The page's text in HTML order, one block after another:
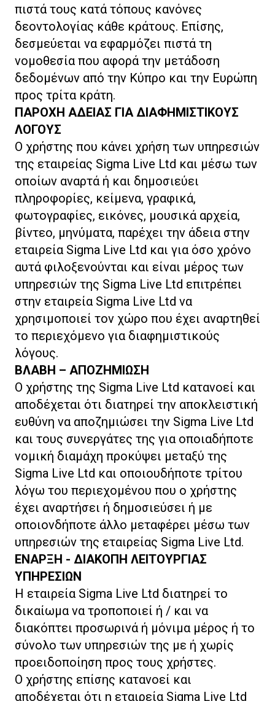
πιστά τους κατά τόπους κανόνες
δεοντολογίας κάθε κράτους. Επίσης,
δεσμεύεται να εφαρμόζει πιστά τη
νομοθεσία που αφορά την μετάδοση
δεδομένων από την Κύπρο και την Ευρώπη
προς τρίτα κράτη.
ΠΑΡΟΧΗ ΑΔΕΙΑΣ ΓΙΑ ΔΙΑΦΗΜΙΣΤΙΚΟΥΣ
ΛΟΓΟΥΣ
Ο χρήστης που κάνει χρήση των υπηρεσιών
της εταιρείας Sigma Live Ltd και μέσω των
οποίων αναρτά ή και δημοσιεύει
πληροφορίες, κείμενα, γραφικά,
φωτογραφίες, εικόνες, μουσικά αρχεία,
βίντεο, μηνύματα, παρέχει την άδεια στην
εταιρεία Sigma Live Ltd και για όσο χρόνο
αυτά φιλοξενούνται και είναι μέρος των
υπηρεσιών της Sigma Live Ltd επιτρέπει
στην εταιρεία Sigma Live Ltd να
χρησιμοποιεί τον χώρο που έχει αναρτηθεί
το περιεχόμενο για διαφημιστικούς
λόγους.
ΒΛΑΒΗ – ΑΠΟΖΗΜΙΩΣΗ
Ο χρήστης της Sigma Live Ltd κατανοεί και
αποδέχεται ότι διατηρεί την αποκλειστική
ευθύνη να αποζημιώσει την Sigma Live Ltd
και τους συνεργάτες της για οποιαδήποτε
νομική διαμάχη προκύψει μεταξύ της
Sigma Live Ltd και οποιουδήποτε τρίτου
λόγω του περιεχομένου που ο χρήστης
έχει αναρτήσει ή δημοσιεύσει ή με
οποιονδήποτε άλλο μεταφέρει μέσω των
υπηρεσιών της εταιρείας Sigma Live Ltd.
ΕΝΑΡΞΗ - ΔΙΑΚΟΠΗ ΛΕΙTΟΥΡΓΙΑΣ
ΥΠΗΡΕΣΙΩΝ
Η εταιρεία Sigma Live Ltd διατηρεί το
δικαίωμα να τροποποιεί ή / και να
διακόπτει προσωρινά ή μόνιμα μέρος ή το
σύνολο των υπηρεσιών της με ή χωρίς
προειδοποίηση προς τους χρήστες.
Ο χρήστης επίσης κατανοεί και
αποδέχεται ότι η εταιρεία Sigma Live Ltd